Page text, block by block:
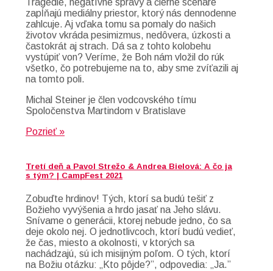
zapĺňajú mediálny priestor, ktorý nás dennodenne
zahlcuje. Aj vďaka tomu sa pomaly do našich
životov vkráda pesimizmus, nedôvera, úzkosti a
častokrát aj strach. Dá sa z tohto kolobehu
vystúpiť von? Veríme, že Boh nám vložil do rúk
všetko, čo potrebujeme na to, aby sme zvíťazili aj
na tomto poli.
Michal Steiner je člen vodcovského tímu
Spoločenstva Martindom v Bratislave
Pozrieť »
Tretí deň a Pavol Strežo & Andrea Bielová: A čo ja
s tým? | CampFest 2021
Zobuďte hrdinov! Tých, ktorí sa budú tešiť z
Božieho vyvýšenia a hrdo jasať na Jeho slávu.
Snívame o generácii, ktorej nebude jedno, čo sa
deje okolo nej. O jednotlivcoch, ktorí budú vedieť,
že čas, miesto a okolnosti, v ktorých sa
nachádzajú, sú ich misijným poľom. O tých, ktorí
na Božiu otázku: „Kto pôjde?”, odpovedia: „Ja.”